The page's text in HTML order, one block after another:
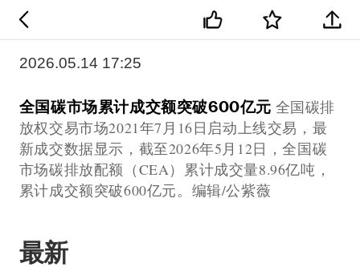
2026.05.14 17:25
全国碳市场累计成交额突破600亿元 全国碳排
放权交易市场2021年7月16日启动上线交易，最
新成交数据显示，截至2026年5月12日，全国碳
市场碳排放配额（CEA）累计成交量8.96亿吨，
累计成交额突破600亿元。编辑/公紫薇
最新